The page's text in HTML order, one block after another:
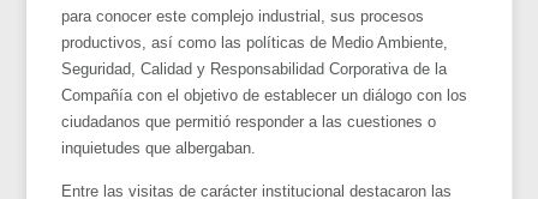
para conocer este complejo industrial, sus procesos
productivos, así como las políticas de Medio Ambiente,
Seguridad, Calidad y Responsabilidad Corporativa de la
Compañía con el objetivo de establecer un diálogo con los
ciudadanos que permitió responder a las cuestiones o
inquietudes que albergaban.
Entre las visitas de carácter institucional destacaron las